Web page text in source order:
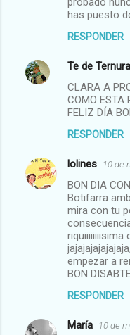
has puesto
RESPONDER
Te de Ternura
CLARA A
COMO ESTA
FELIZ DÍA
RESPONDER
lolines 10 de
BON DIA
Botifarra
mira con tu
riquiiiiiiiisima
empezar a
BON
RESPONDER
María 10 de